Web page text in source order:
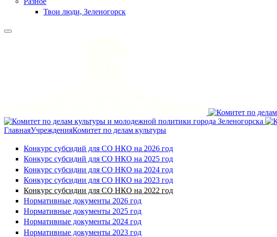
Твои люди, Зеленогорск
ГлавнаяУчрежденияКомитет по делам культуры
Конкурс субсидий для СО НКО на 2026 год
Конкурс субсидий для СО НКО на 2025 год
Конкурс субсидии для СО НКО на 2024 год
Конкурс субсидии для СО НКО на 2023 год
Конкурс субсидии для СО НКО на 2022 год
Нормативные документы 2026 год
Нормативные документы 2025 год
Нормативные документы 2024 год
Нормативные документы 2023 год